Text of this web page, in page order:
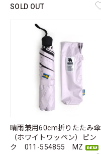
SOLD OUT
晴雨兼用60cm折りたたみ傘
（ホワイトワッペン）ピン
ク 011-554855 MZ